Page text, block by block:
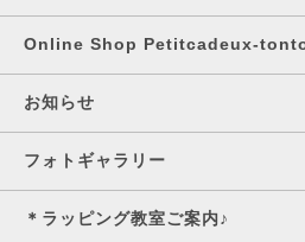
Online Shop Petitcadeux-
お知らせ
フォトギャラリー
＊ラッピング教室ご案内♪